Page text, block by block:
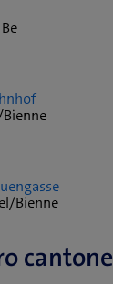
Bienne
cantone